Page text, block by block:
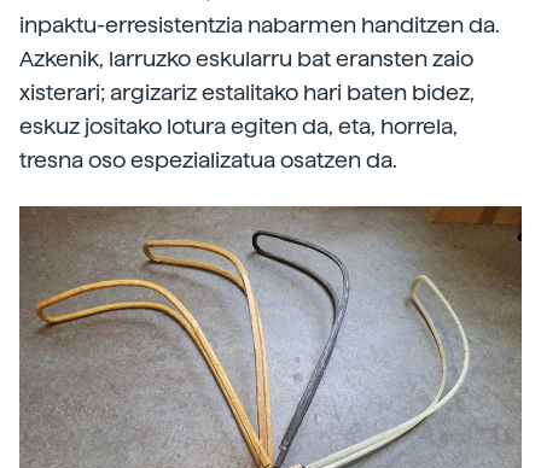
inpaktu-erresistentzia nabarmen handitzen da.
Azkenik, larruzko eskularru bat eransten zaio
xisterari; argizariz estalitako hari baten bidez,
eskuz jositako lotura egiten da, eta, horrela,
tresna oso espezializatua osatzen da.